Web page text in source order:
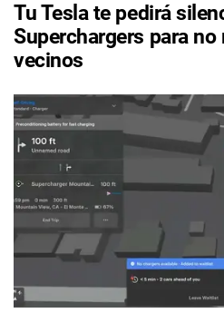
Tu Tesla te pedirá
Superchargers para
vecinos